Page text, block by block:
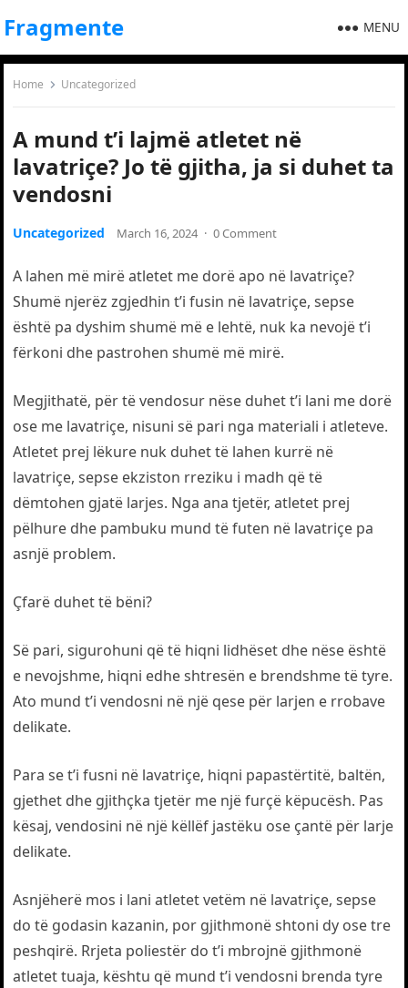
Fragmente MENU
Home Uncategorized
A mund t’i lajmë atletet në
lavatriçe? Jo të gjitha, ja si duhet ta
vendosni
Uncategorized March 16, 2024 · 0 Comment
A lahen më mirë atletet me dorë apo në lavatriçe?
Shumë njerëz zgjedhin t’i fusin në lavatriçe, sepse
është pa dyshim shumë më e lehtë, nuk ka nevojë t’i
fërkoni dhe pastrohen shumë më mirë.
Megjithatë, për të vendosur nëse duhet t’i lani me dorë
ose me lavatriçe, nisuni së pari nga materiali i atleteve.
Atletet prej lëkure nuk duhet të lahen kurrë në
lavatriçe, sepse ekziston rreziku i madh që të
dëmtohen gjatë larjes. Nga ana tjetër, atletet prej
pëlhure dhe pambuku mund të futen në lavatriçe pa
asnjë problem.
Çfarë duhet të bëni?
Së pari, sigurohuni që të hiqni lidhëset dhe nëse është
e nevojshme, hiqni edhe shtresën e brendshme të tyre.
Ato mund t’i vendosni në një qese për larjen e rrobave
delikate.
Para se t’i fusni në lavatriçe, hiqni papastërtitë, baltën,
gjethet dhe gjithçka tjetër me një furçë këpucësh. Pas
kësaj, vendosini në një këllëf jastëku ose çantë për larje
delikate.
Asnjëherë mos i lani atletet vetëm në lavatriçe, sepse
do të godasin kazanin, por gjithmonë shtoni dy ose tre
peshqirë. Rrjeta poliestër do t’i mbrojnë gjithmonë
atletet tuaja, kështu që mund t’i vendosni brenda tyre